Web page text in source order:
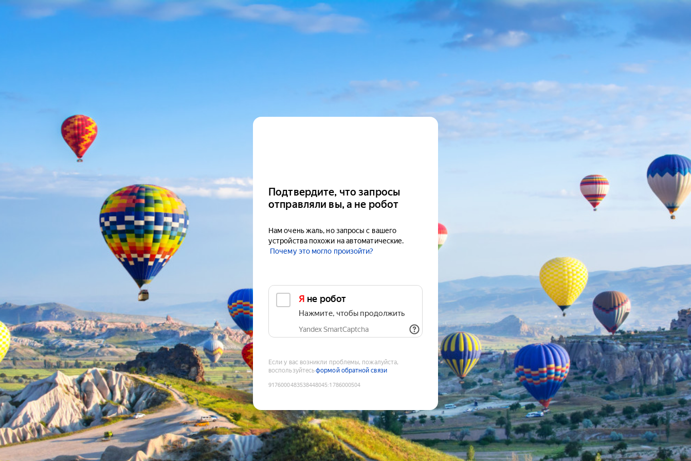
Подтвердите, что запросы
отправляли вы, а не робот
Нам очень жаль, но запросы с вашего
устройства похожи на автоматические.
Почему это могло произойти?
Я не робот
Нажмите, чтобы продолжить
Yandex SmartCaptcha
Если у вас возникли проблемы, пожалуйста,
воспользуйтесьформой обратной связи
9176000483538448045:1786000504